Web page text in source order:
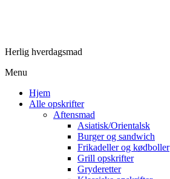
Herlig hverdagsmad
Menu
Hjem
Alle opskrifter
Aftensmad
Asiatisk/Orientalsk
Burger og sandwich
Frikadeller og kødboller
Grill opskrifter
Gryderetter